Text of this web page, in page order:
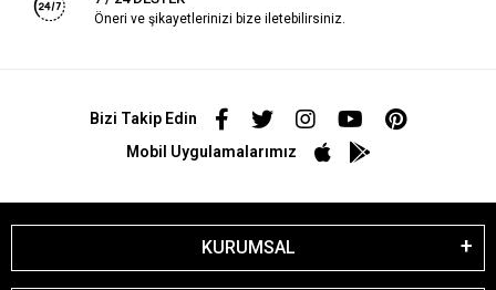
Öneri ve şikayetlerinizi bize iletebilirsiniz.
Bizi Takip Edin
Mobil Uygulamalarımız
KURUMSAL